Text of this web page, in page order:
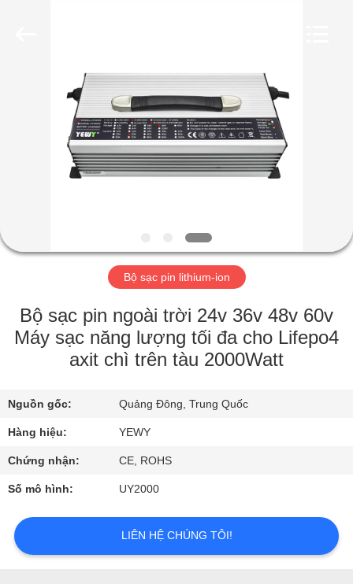
TRANG
VIDEO
VỀ
CHÚNG
THAM
QUAN
NHÀ
MÁY
KIỂM
SOÁT
Bộ sạc pin lithium-ion
Bộ sạc pin ngoài trời 24v 36v 48v 60v
Máy sạc năng lượng tối đa cho Lifepo4
axit chì trên tàu 2000Watt
Nguồn gốc: Quảng Đông, Trung Quốc
Hàng hiệu: YEWY
Chứng nhận: CE, ROHS
Số mô hình: UY2000
LIÊN HỆ CHÚNG TÔI!